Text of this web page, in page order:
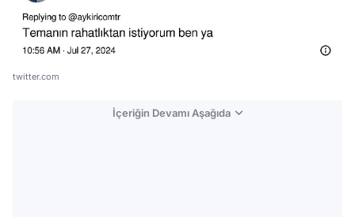
twitter.com
İçeriğin Devamı Aşağıda